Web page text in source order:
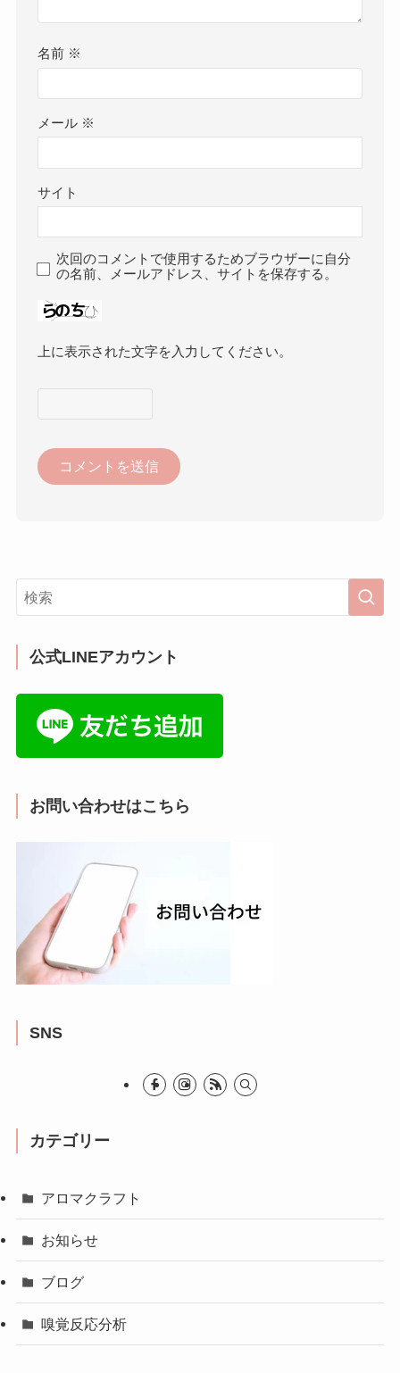
名前 ※
メール ※
サイト
次回のコメントで使用するためブラウザーに自分
の名前、メールアドレス、サイトを保存する。
上に表示された文字を入力してください。
公式LINEアカウント
お問い合わせはこちら
SNS
カテゴリー
アロマクラフト
お知らせ
ブログ
嗅覚反応分析